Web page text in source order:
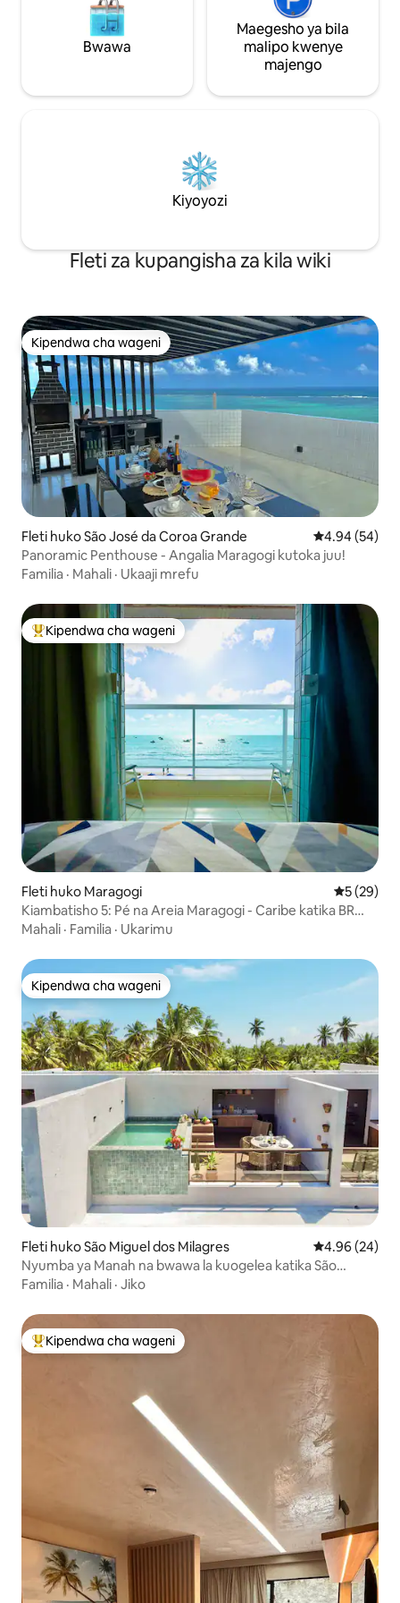
Bwawa
Maegesho ya bila
malipo kwenye
majengo
Kiyoyozi
Fleti za kupangisha za kila wiki
Kipendwa cha wageni
Kipendwa cha wageni
Fleti huko São José da Coroa Grande Ukadiriaji wa
4.94 (54)
Panoramic Penthouse - Angalia Maragogi kutoka juu!
Familia · Mahali · Ukaaji mrefu
Kipendwa maarufu cha wageni
Kipendwa cha wageni
Fleti huko Maragogi Ukadiriaji
5 (29)
Kiambatisho 5: Pé na Areia Maragogi - Caribe katika BR
2ºandar
Mahali · Familia · Ukarimu
Kipendwa cha wageni
Kipendwa cha wageni
Fleti huko São Miguel dos Milagres Ukadiriaji wa
4.96 (24)
Nyumba ya Manah na bwawa la kuogelea katika São
Miguel dos Milagres
Familia · Mahali · Jiko
Kipendwa maarufu cha wageni
Kipendwa cha wageni